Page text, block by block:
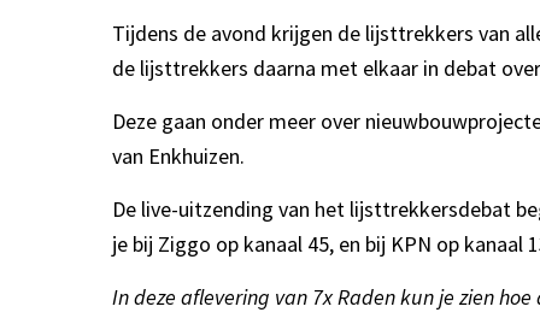
Tijdens de avond krijgen de lijsttrekkers van
de lijsttrekkers daarna met elkaar in debat
Deze gaan onder meer over
van Enkhuizen.
De live-uitzending van het lijsttrekkersdebat
je bij Ziggo op kanaal 45, en bij KPN op kanaal
In deze aflevering van 7x Raden kun je zien